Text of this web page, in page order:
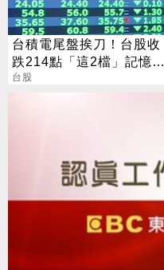
台積電尾盤挨刀！台股收
跌214點「這2檔」記憶體
逆勢收漲停
台股